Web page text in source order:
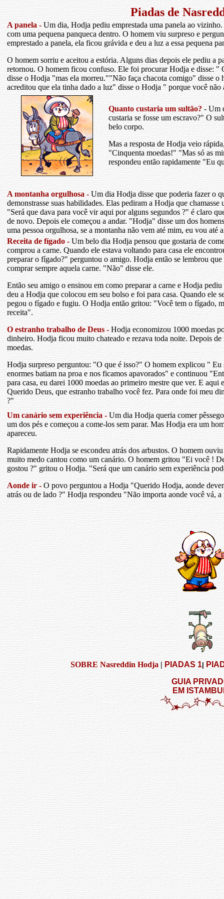
Piadas de
A panela - Um dia, Hodja pediu emprestada uma panela ao
com uma pequena panqueca dentro. O homem viu surpreso e
emprestado a panela, ela ficou grávida e deu a luz a essa pequena
O homem sorriu e aceitou a estória. Alguns dias depois ele pediu a
retornou. O homem ficou confuso. Ele foi procurar Hodja e disse: "
disse o Hodja "mas ela morreu.""Não faça chacota comigo" disse
acreditou que ela tinha dado a luz" disse o Hodja " porque você não
Quanto custaria um sultão? - Um
custaria se fosse um escravo?" O
belo corpo.
Mas a resposta de Hodja veio
"Cinquenta moedas!" "Mas só as
respondeu então rapidamente "Eu
A montanha orgulhosa - Um dia Hodja disse que poderia fazer o
demonstrasse suas habilidades. Elas pediram a Hodja que
"Será que dava para você vir aqui por alguns segundos ?" é claro
de novo. Depois ele começou a andar. "Hodja" disse um dos
uma pessoa orgulhosa, se a montanha não vem até mim, eu vou até
Receita de fígado - Um belo dia Hodja pensou que gostaria de
comprou a carne. Quando ele estava voltando para casa ele
preparar o fígado?" perguntou o amigo. Hodja então se lembrou
comprar sempre aquela carne. "Não" disse ele.
Então seu amigo o ensinou em como preparar a carne e Hodja
deu a Hodja que colocou em seu bolso e foi para casa. Quando ele
pegou o fígado e fugiu. O Hodja então gritou: "Você tem o fígado,
receita".
O estranho trabalho de Deus - Hodja economizou 1000 moedas
dinheiro. Hodja ficou muito chateado e rezava toda noite. Depois
moedas.
Hodja surpreso perguntou: "O que é isso?" O homem explicou "
enormes batiam na proa e nos ficamos apavorados" e continuou
para casa, eu darei 1000 moedas ao primeiro mestre que ver. E
Querido Deus, que estranho trabalho você fez. Para onde foi meu
?"
Um canário sem experiência - Um dia Hodja queria comer
um dos pés e começou a come-los sem parar. Mas Hodja era um
apareceu.
Rapidamente Hodja se escondeu atrás dos arbustos. O homem
muito medo cantou como um canário. O homem gritou "Ei você !
gostou ?" gritou o Hodja. "Será que um canário sem experiência
Aonde ir - O povo perguntou a Hodja "Querido Hodja, aonde
atrás ou de lado ?" Hodja respondeu "Não importa aonde você vá,
SOBRE Nasreddin Hodja | PIADAS 1|
GUIA
EM